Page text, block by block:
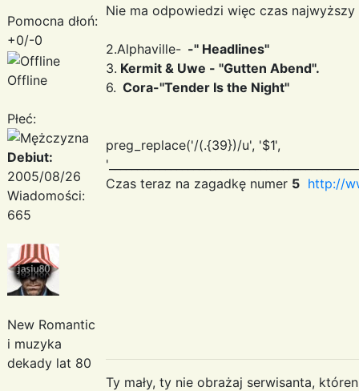
Pomocna dłoń:
+0/-0
Offline
Płeć:
Debiut:
2005/08/26
Wiadomości:
665
New Romantic
i muzyka
dekady lat 80
Nie ma odpowiedzi więc czas
2.Alphaville- -'' Headlines''
3. Kermit & Uwe - ''Gutten Abend''.
6. Cora-''Tender Is the Night''
preg_replace('/(.{39})/u', '$1',
Czas teraz na zagadkę numer 5 http://
Ty mały, ty nie obrażaj serwisanta,